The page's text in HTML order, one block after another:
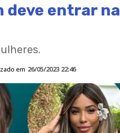
deve entrar na
em 26/05/2023 22:46